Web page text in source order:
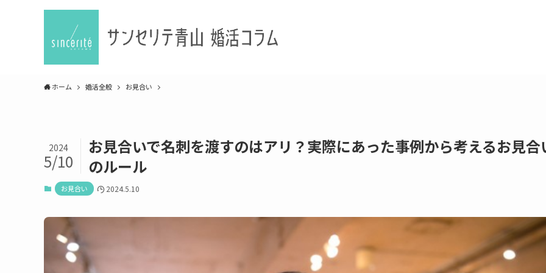
ホーム 婚活全般 お見合い
お見合いで名刺を渡すのはアリ？実際にあった事例から考えるお見合
のルール
2024
5/10
お見合い 2024.5.10